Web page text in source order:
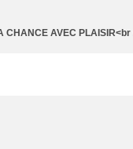
CHANCE AVEC